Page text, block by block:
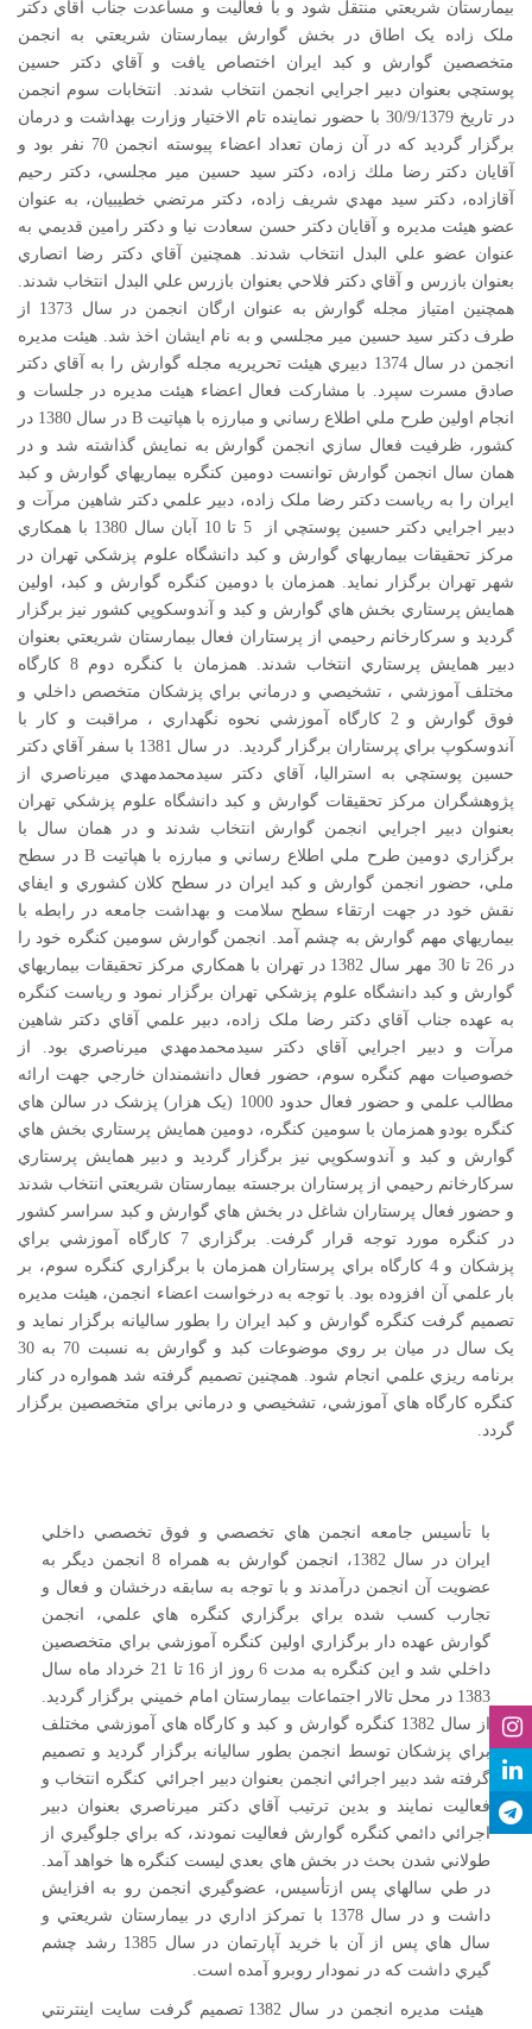
بيمارستان شريعتي منتقل شود و با فعاليت و مساعدت جناب آقاي دکتر
ملک زاده يک اطاق در بخش گوارش بيمارستان شريعتي به انجمن
متخصصين گوارش و کبد ايران اختصاص يافت و آقاي دکتر حسين
پوستچي بعنوان دبير اجرايي انجمن انتخاب شدند. انتخابات سوم انجمن
در تاريخ 30/9/1379 با حضور نماينده تام الاختيار وزارت بهداشت و درمان
برگزار گرديد كه در آن زمان تعداد اعضاء پيوسته انجمن 70 نفر بود و
آقايان دكتر رضا ملك زاده، دكتر سيد حسين مير مجلسي، دكتر رحيم
آقازاده، دكتر سيد مهدي شريف زاده، دكتر مرتضي خطيبيان، به عنوان
عضو هيئت مديره و آقايان دكتر حسن سعادت نيا و دكتر رامين قديمي به
عنوان عضو علي البدل انتخاب شدند. همچنين آقاي دكتر رضا انصاري
بعنوان بازرس و آقاي دكتر فلاحي بعنوان بازرس علي البدل انتخاب شدند.
همچنين امتياز مجله گوارش به عنوان ارگان انجمن در سال 1373 از
طرف دكتر سيد حسين مير مجلسي و به نام ايشان اخذ شد. هيئت مديره
انجمن در سال 1374 دبيري هيئت تحريريه مجله گوارش را به آقاي دكتر
صادق مسرت سپرد. با مشارکت فعال اعضاء هيئت مديره در جلسات و
انجام اولين طرح ملي اطلاع رساني و مبارزه با هپاتيت B در سال 1380 در
کشور، ظرفيت فعال سازي انجمن گوارش به نمايش گذاشته شد و در
همان سال انجمن گوارش توانست دومين کنگره بيماريهاي گوارش و کبد
ايران را به رياست دکتر رضا ملک زاده، دبير علمي دکتر شاهين مرآت و
دبير اجرايي دکتر حسين پوستچي از 5 تا 10 آبان سال 1380 با همکاري
مرکز تحقيقات بيماريهاي گوارش و کبد دانشگاه علوم پزشکي تهران در
شهر تهران برگزار نمايد. همزمان با دومين کنگره گوارش و کبد، اولين
همايش پرستاري بخش هاي گوارش و کبد و آندوسکوپي کشور نيز برگزار
گرديد و سرکارخانم رحيمي از پرستاران فعال بيمارستان شريعتي بعنوان
دبير همايش پرستاري انتخاب شدند. همزمان با کنگره دوم 8 کارگاه
مختلف آموزشي ، تشخيصي و درماني براي پزشکان متخصص داخلي و
فوق گوارش و 2 کارگاه آموزشي نحوه نگهداري ، مراقبت و کار با
آندوسکوپ براي پرستاران برگزار گرديد. در سال 1381 با سفر آقاي دکتر
حسين پوستچي به استراليا، آقاي دکتر سيدمحمدمهدي ميرناصري از
پژوهشگران مرکز تحقيقات گوارش و کبد دانشگاه علوم پزشکي تهران
بعنوان دبير اجرايي انجمن گوارش انتخاب شدند و در همان سال با
برگزاري دومين طرح ملي اطلاع رساني و مبارزه با هپاتيت B در سطح
ملي، حضور انجمن گوارش و کبد ايران در سطح کلان کشوري و ايفاي
نقش خود در جهت ارتقاء سطح سلامت و بهداشت جامعه در رابطه با
بيماريهاي مهم گوارش به چشم آمد. انجمن گوارش سومين کنگره خود را
در 26 تا 30 مهر سال 1382 در تهران با همکاري مرکز تحقيقات بيماريهاي
گوارش و کبد دانشگاه علوم پزشکي تهران برگزار نمود و رياست کنگره
به عهده جناب آقاي دکتر رضا ملک زاده، دبير علمي آقاي دکتر شاهين
مرآت و دبير اجرايي آقاي دکتر سيدمحمدمهدي ميرناصري بود. از
خصوصيات مهم کنگره سوم، حضور فعال دانشمندان خارجي جهت ارائه
مطالب علمي و حضور فعال حدود 1000 (يک هزار) پزشک در سالن هاي
کنگره بودو همزمان با سومين کنگره، دومين همايش پرستاري بخش هاي
گوارش و کبد و آندوسکوپي نيز برگزار گرديد و دبير همايش پرستاري
سرکارخانم رحيمي از پرستاران برجسته بيمارستان شريعتي انتخاب شدند
و حضور فعال پرستاران شاغل در بخش هاي گوارش و کبد سراسر کشور
در کنگره مورد توجه قرار گرفت. برگزاري 7 کارگاه آموزشي براي
پزشکان و 4 کارگاه براي پرستاران همزمان با برگزاري کنگره سوم، بر
بار علمي آن افزوده بود. با توجه به درخواست اعضاء انجمن، هيئت مديره
تصميم گرفت کنگره گوارش و کبد ايران را بطور ساليانه برگزار نمايد و
يک سال در ميان بر روي موضوعات کبد و گوارش به نسبت 70 به 30
برنامه ريزي علمي انجام شود. همچنين تصميم گرفته شد همواره در کنار
کنگره کارگاه هاي آموزشي، تشخيصي و درماني براي متخصصين برگزار
گردد.
با تأسيس جامعه انجمن هاي تخصصي و فوق تخصصي داخلي
ايران در سال 1382، انجمن گوارش به همراه 8 انجمن ديگر به
عضويت آن انجمن درآمدند و با توجه به سابقه درخشان و فعال و
تجارب کسب شده براي برگزاري کنگره هاي علمي، انجمن
گوارش عهده دار برگزاري اولين کنگره آموزشي براي متخصصين
داخلي شد و اين کنگره به مدت 6 روز از 16 تا 21 خرداد ماه سال
1383 در محل تالار اجتماعات بيمارستان امام خميني برگزار گرديد.
از سال 1382 کنگره گوارش و کبد و کارگاه هاي آموزشي مختلف
براي پزشکان توسط انجمن بطور ساليانه برگزار گرديد و تصميم
گرفته شد دبير اجرائي انجمن بعنوان دبير اجرائي کنگره انتخاب و
فعاليت نمايند و بدين ترتيب آقاي دکتر ميرناصري بعنوان دبير
اجرائي دائمي کنگره گوارش فعاليت نمودند، که براي جلوگيري از
طولاني شدن بحث در بخش هاي بعدي ليست کنگره ها خواهد آمد.
در طي سالهاي پس ازتأسيس، عضوگيري انجمن رو به افزايش
داشت و در سال 1378 با تمرکز اداري در بيمارستان شريعتي و
سال هاي پس از آن با خرید آپارتمان در سال 1385 رشد چشم
گيري داشت که در نمودار روبرو آمده است.
هيئت مديره انجمن در سال 1382 تصميم گرفت سايت اينترنتي